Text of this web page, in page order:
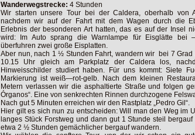
Wanderwegstrecke: 4 Stunden
Wir starten unsere Tour bei der Caldera, oberhalb von
nachdem wir auf der Fahrt mit dem Wagen durch die
Erlebnis der besonderen Art hatten, das es auf der Insel
wird: Im Auto sprang die Warnlampe für Eisglätte
überfuhren zwei große Eisplatten.
Aber nun, nach 1 ½ Stunden Fahrt, wandern wir bei 7 Grad
10.15 Uhr gleich am Parkplatz der Caldera los,
Hinweisschilder studiert haben. Für uns kommt: Siete
Markierung ist weiß—rot-gelb. Nach dem kleinen
Metern verlassen wir die asphaltierte Straße und folgen
Órganos“. Eine von senkrechten Rinnen durchzogene
Nach gut 5 Minuten erreichen wir den Rastplatz „Pedro Gil“.
Hier gilt es sich nun zu entscheiden: Will man den Weg im
langes Stück Forstweg und dann gut 1 Stunde steil
etwa 2 ½ Stunden gemächlicher bergauf wandern.